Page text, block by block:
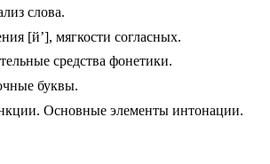
слова.
[й’], мягкости согласных.
средства фонетики.
буквы.
Основные элементы интонации.